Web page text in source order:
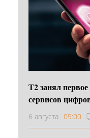
Т2 занял
сервисов
6 августа 09:00